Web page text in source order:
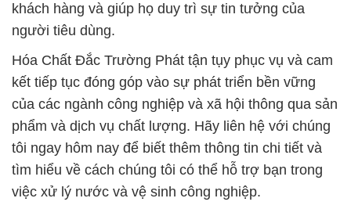
khách hàng và giúp họ duy trì sự tin tưởng của
người tiêu dùng.
Hóa Chất Đắc Trường Phát tận tụy phục vụ và cam
kết tiếp tục đóng góp vào sự phát triển bền vững
của các ngành công nghiệp và xã hội thông qua sản
phẩm và dịch vụ chất lượng. Hãy liên hệ với chúng
tôi ngay hôm nay để biết thêm thông tin chi tiết và
tìm hiểu về cách chúng tôi có thể hỗ trợ bạn trong
việc xử lý nước và vệ sinh công nghiệp.